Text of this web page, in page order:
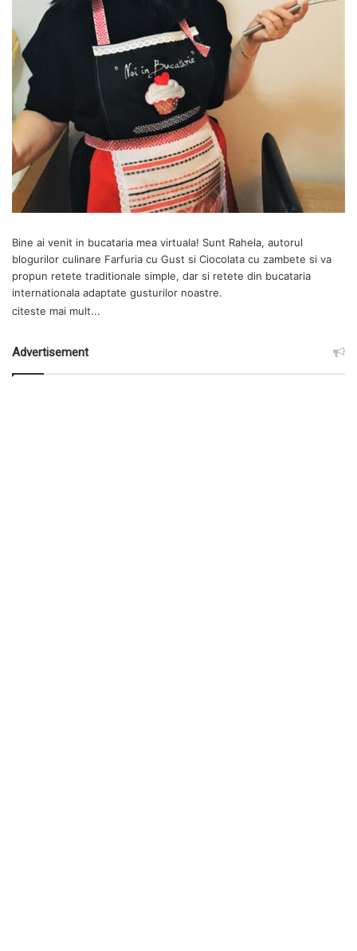
Bine ai venit in bucataria mea virtuala! Sunt Rahela, autorul
blogurilor culinare Farfuria cu Gust si Ciocolata cu zambete si va
propun retete traditionale simple, dar si retete din bucataria
internationala adaptate gusturilor noastre.
citeste mai mult...
Advertisement